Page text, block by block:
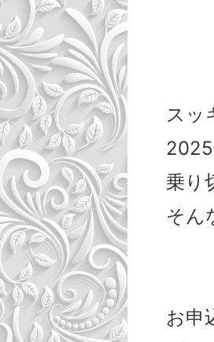
スッ
乗り
そん
お申